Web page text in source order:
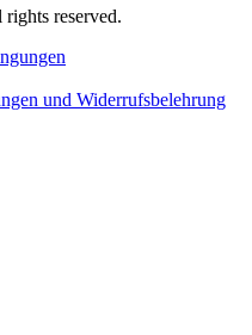
reserved.
und Widerrufsbelehrung